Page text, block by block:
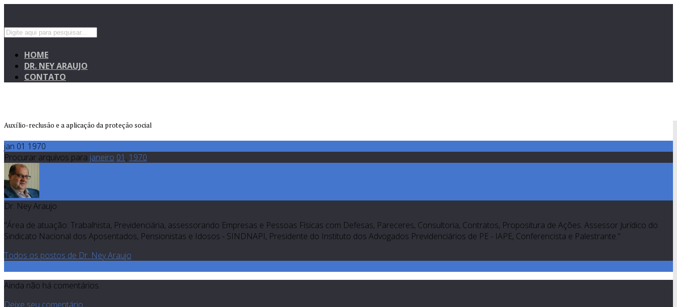
HOME
DR. NEY ARAUJO
CONTATO
Auxílio-reclusão e a aplicação da proteção social
jan 01 1970
Procurar arquivos para janeiro 01 , 1970
Dr. Ney Araujo
"Área de atuação: Trabalhista, Previdenciária, assessorando Empresas e Pessoas Físicas com Defesas, Pareceres, Consultoria, Contratos, Propositura de Ações. Assessor Jurídico do
Sindicato Nacional dos Aposentados, Pensionistas e Idosos - SINDNAPI, Presidente do Instituto dos Advogados Previdenciários de PE - IAPE, Conferencista e Palestrante."
Todos os postos de Dr. Ney Araujo
Ainda não há comentários.
Deixe seu comentário